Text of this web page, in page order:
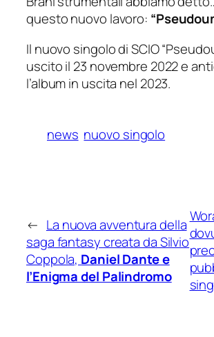
questo nuovo lavoro:
Il nuovo singolo di SCIO
uscito il 23 novembre 2022 e
l’album in uscita nel 2023.
news nuovo singolo
← La nuova avventura della
saga fantasy creata da Silvio
Coppola, Daniel Dante e
l’Enigma del Palindromo